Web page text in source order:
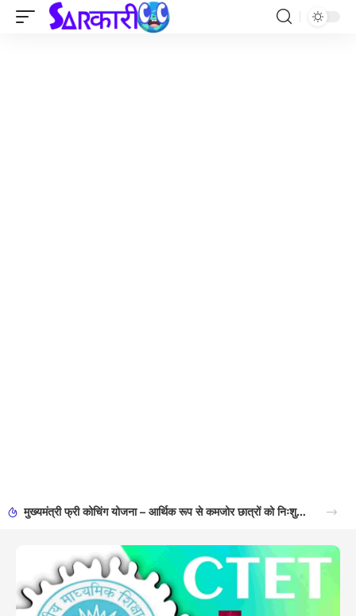
मुख्यमंत्री फ्री कोचिंग योजना – आर्थिक रूप से कमजोर छात्रों को निःशुल्क कोचिंग सुविधा